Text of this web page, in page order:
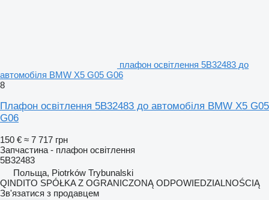
плафон освітлення 5B32483 до
автомобіля BMW X5 G05 G06
8
Плафон освітлення 5B32483 до автомобіля BMW X5 G05
G06
150 € ≈ 7 717 грн
Запчастина - плафон освітлення
5B32483
Польща, Piotrków Trybunalski
QINDITO SPÓŁKA Z OGRANICZONĄ ODPOWIEDZIALNOŚCIĄ
Зв'язатися з продавцем